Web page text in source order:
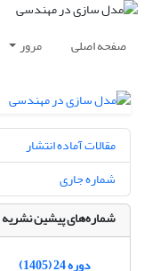
صفحه اصلی مرور
مقالات آماده انتشار
شماره جاری
شماره‌های پیشین نشریه
دوره 24 (1405)